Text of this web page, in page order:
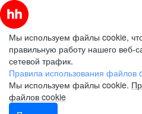
Мы используем файлы cookie,
правильную работу нашего веб-
сетевой трафик.
Правила использования файлов
Мы используем файлы cookie.
файлов cookie